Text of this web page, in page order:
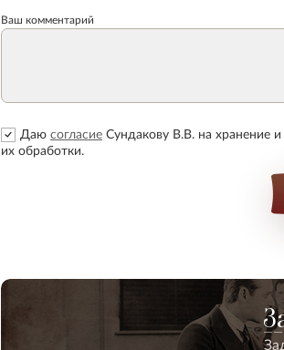
Ваш комментарий
Даю согласие Сундакову В.В. на хранение
их обработки.